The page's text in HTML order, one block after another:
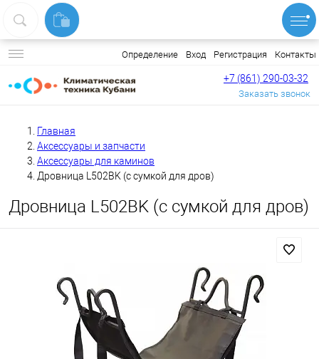
Определение Вход Регистрация Контакты
+7 (861) 290-03-32
Заказать звонок
Главная
Аксессуары и запчасти
Аксессуары для каминов
Дровница L502BK (с сумкой для дров)
Дровница L502BK (с сумкой для дров)